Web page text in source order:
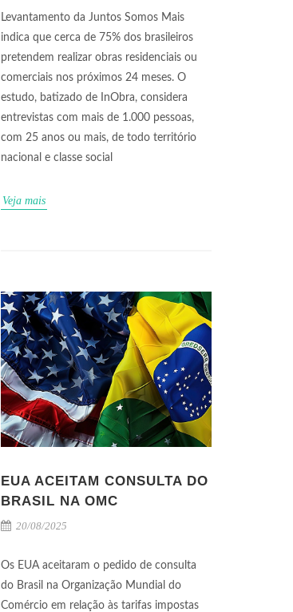
Levantamento da Juntos Somos Mais
indica que cerca de 75% dos brasileiros
pretendem realizar obras residenciais ou
comerciais nos próximos 24 meses. O
estudo, batizado de InObra, considera
entrevistas com mais de 1.000 pessoas,
com 25 anos ou mais, de todo território
nacional e classe social
Veja mais
EUA ACEITAM CONSULTA DO
BRASIL NA OMC
20/08/2025
Os EUA aceitaram o pedido de consulta
do Brasil na Organização Mundial do
Comércio em relação às tarifas impostas